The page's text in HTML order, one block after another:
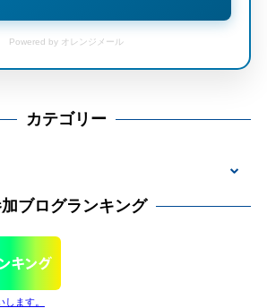
Powered by オレンジメール
カテゴリー
ブログランキング
ます。